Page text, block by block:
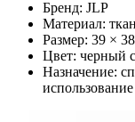
Бренд: JLP
Материал:
Размер: 39 ×
Цвет: черный
Назначение:
использование